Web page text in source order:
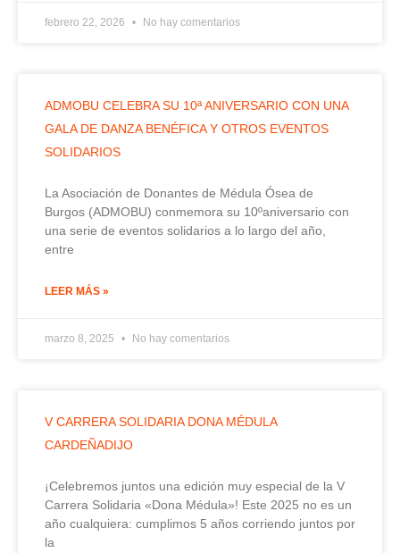
febrero 22, 2026 No hay comentarios
ADMOBU CELEBRA SU 10ª ANIVERSARIO CON UNA
GALA DE DANZA BENÉFICA Y OTROS EVENTOS
SOLIDARIOS
La Asociación de Donantes de Médula Ósea de
Burgos (ADMOBU) conmemora su 10ºaniversario con
una serie de eventos solidarios a lo largo del año,
entre
LEER MÁS »
marzo 8, 2025 No hay comentarios
V CARRERA SOLIDARIA DONA MÉDULA
CARDEÑADIJO
¡Celebremos juntos una edición muy especial de la V
Carrera Solidaria «Dona Médula»! Este 2025 no es un
año cualquiera: cumplimos 5 años corriendo juntos por
la